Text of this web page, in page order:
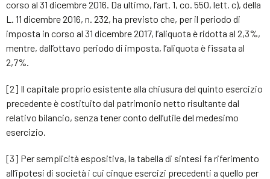
corso al 31 dicembre 2016. Da ultimo, l’art. 1, co. 550, lett. c), della
L. 11 dicembre 2016, n. 232, ha previsto che, per il periodo di
imposta in corso al 31 dicembre 2017, l’aliquota è ridotta al 2,3%,
mentre, dall’ottavo periodo di imposta, l’aliquota è fissata al
2,7%.
[2] Il capitale proprio esistente alla chiusura del quinto esercizio
precedente è costituito dal patrimonio netto risultante dal
relativo bilancio, senza tener conto dell’utile del medesimo
esercizio.
[3] Per semplicità espositiva, la tabella di sintesi fa riferimento
all’ipotesi di società i cui cinque esercizi precedenti a quello per